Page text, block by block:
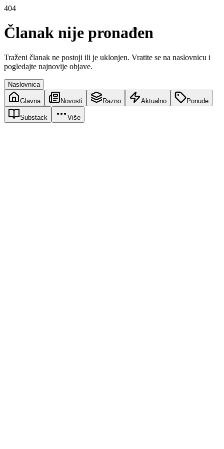
404
Članak nije pronađen
Traženi članak ne postoji ili je uklonjen. Vratite se na naslovnicu i
pogledajte najnovije objave.
Naslovnica
Glavna Novosti Razno Aktualno Ponude
Substack Više